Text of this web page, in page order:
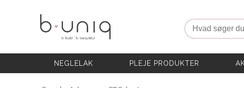
PLEJE PRODUKTER
AKADEMI
PROFESSIONELLE PRODUKTER
Eksklusive Sæt & Tilbud
Hvad søger du
NEGLELAK PLEJE PRODUKTER